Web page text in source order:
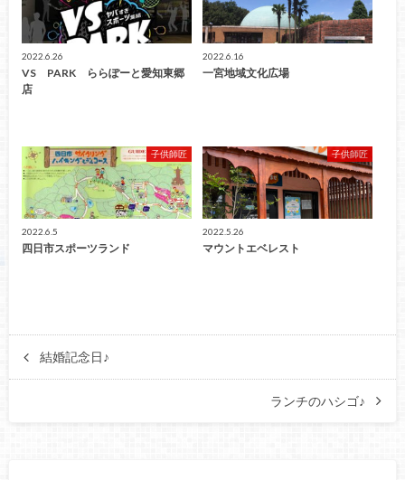
2022.6.26
VS PARK ららぽーと愛知東郷
店
2022.6.16
一宮地域文化広場
子供師匠
2022.6.5
四日市スポーツランド
子供師匠
2022.5.26
マウントエベレスト
結婚記念日♪
ランチのハシゴ♪